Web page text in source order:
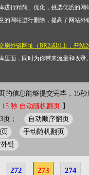
进行精简、优化，挑选优质的网
的网站进行删除，提高了网站外
刷外链网址（BR2或以上，开站
里面，同时为你带来流量和收录
的信息能够提交完毕，15秒
秒 自动随机翻页 】
页；
自动顺序翻页
手动随机翻页
链
272 273 274